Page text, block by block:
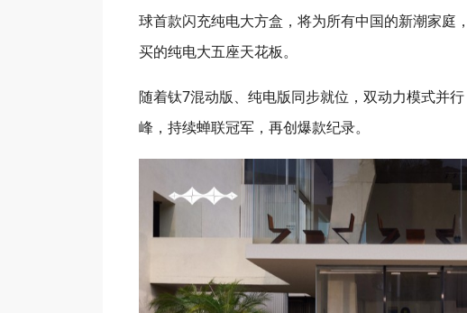
球首款闪充纯电大方盒，将为所有中国的新潮家
买的纯电大五座天花板。
随着钛7混动版、纯电版同步就位，双动力模式并
峰，持续蝉联冠军，再创爆款纪录。